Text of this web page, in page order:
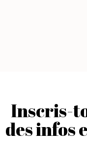
Inscris-
des infos